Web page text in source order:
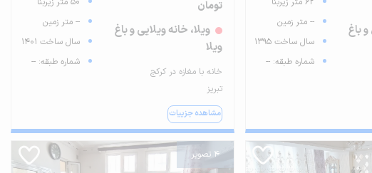
باغ
-- متر زمین
سال ساخت 1395
شماره طبقه: --
تومان
ویلا، خانه ویلایی و باغ
ویلا
خانه با مغازه در کرکج
تبریز
مشاهده جزییات
-- متر زمین
سال ساخت 1401
شماره طبقه: --
4 تصویر